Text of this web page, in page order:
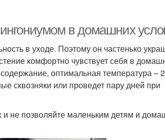
в домашних
в уходе. Поэтому он частенько
комфортно чувствует себя в
оптимальная температура –
сквозняки или проведет пару дней при
и не позволяйте маленьким детям и